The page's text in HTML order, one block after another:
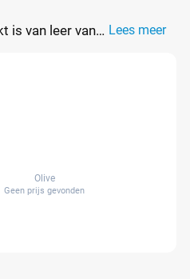
is van leer van
Lees meer
Olive
Geen prijs gevonden